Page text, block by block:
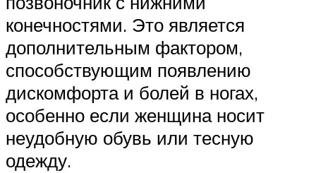
конечностями. Это является
дополнительным фактором,
способствующим появлению
дискомфорта и болей в ногах,
особенно если женщина носит
неудобную обувь или тесную
одежду.